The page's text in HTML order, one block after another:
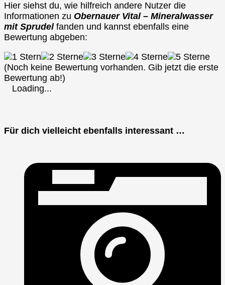
Hier siehst du, wie hilfreich andere Nutzer die
Informationen zu Obernauer Vital – Mineralwasser
mit Sprudelfanden und kannst ebenfalls eine
Bewertung abgeben:
(Noch keine Bewertung vorhanden. Gib jetzt die erste
Bewertung ab!)
Loading...
Für dich vielleicht ebenfalls interessant …